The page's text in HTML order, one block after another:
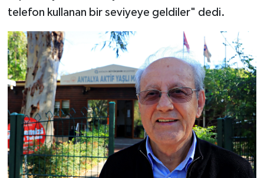
telefon kullanan bir seviyeye geldiler" dedi.